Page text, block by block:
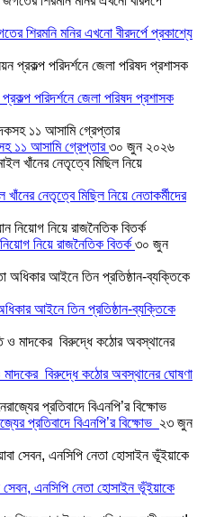
শিরমনি মনির এখনো বীরদর্পে প্রকাশ্যে
পরিদর্শনে জেলা পরিষদ প্রশাসক
১১ আসামি গ্রেপ্তার৩০ জুন ২০২৬
নেতৃত্বে মিছিল নিয়ে নেতাকর্মীদের
নিয়ে রাজনৈতিক বিতর্ক ৩০ জুন
আইনে তিন প্রতিষ্ঠান-ব্যক্তিকে
বিরুদ্ধে কঠোর অবস্থানের ঘোষণা
প্রতিবাদে বিএনপি’র বিক্ষোভ ২৩ জুন
এনসিপি নেতা হোসাইন ভূঁইয়াকে